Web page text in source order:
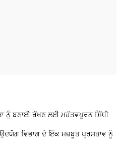
ਨੂੰ ਬਣਾਈ ਰੱਖਣ ਲਈ ਮਹੱਤਵਪੂਰਨ ਸਿੱਧੀ
ਵਿਭਾਗ ਦੇ ਇੱਕ ਮਜ਼ਬੂਤ ਪ੍ਰਸਤਾਵ ਨੂੰ